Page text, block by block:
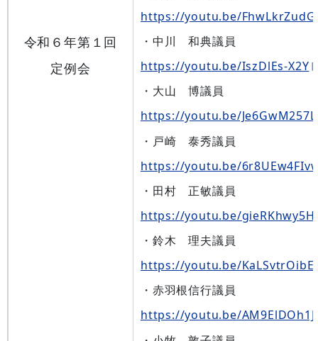
令和６年第１回
定例会
https://youtu.be/
・中川 和典議員
https://youtu.be/IszDlEs-X2Y
・大山 博議員
https://youtu.be/
・戸崎 泰秀議員
https://youtu.be/
・田村 正敏議員
https://youtu.be/
・鈴木 理夫議員
https://youtu.be/KaLSvtrOibE
・赤羽根信行議員
https://youtu.be/